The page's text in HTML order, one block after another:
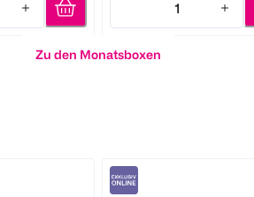
1
Quantity: 1
Zu den Monatsboxen